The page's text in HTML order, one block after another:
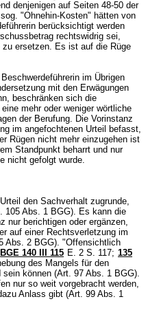
denjenigen auf Seiten 48-50 der
"Ohnehin-Kosten" hätten von
berücksichtigt werden
rechtswidrig sei,
ersetzen. Es ist auf die Rüge
im Übrigen
mit den Erwägungen
beschränken sich die
mehr oder weniger wörtliche
der Berufung. Die Vorinstanz
im angefochtenen Urteil befasst,
Rügen nicht mehr einzugehen ist
Standpunkt beharrt und nur
nicht gefolgt wurde.
den Sachverhalt zugrunde,
105 Abs. 1 BGG). Es kann die
nur berichtigen oder ergänzen,
auf einer Rechtsverletzung im
Abs. 2 BGG). "Offensichtlich
BGE 140 III 115 E. 2 S. 117; 135
des Mangels für den
sein können (Art. 97 Abs. 1 BGG).
nur so weit vorgebracht werden,
Anlass gibt (Art. 99 Abs. 1